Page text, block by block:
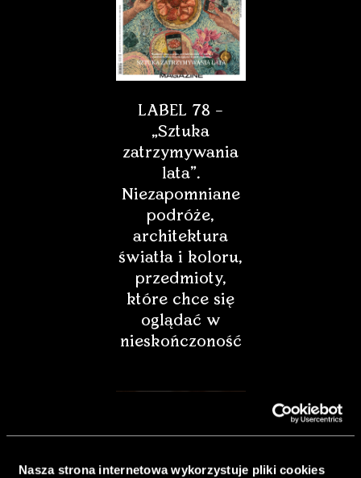
Nasza strona internetowa wykorzystuje pliki cookies
LABEL 78 –
„Sztuka
zatrzymywania
lata”.
Niezapomniane
podróże,
architektura
światła i koloru,
przedmioty,
które chce się
oglądać w
nieskończoność